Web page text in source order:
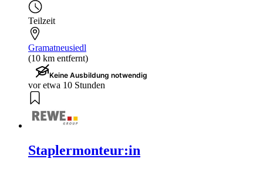
Teilzeit
Gramatneusiedl
(10 km entfernt)
Keine Ausbildung notwendig
vor etwa 10 Stunden
Staplermonteur:in